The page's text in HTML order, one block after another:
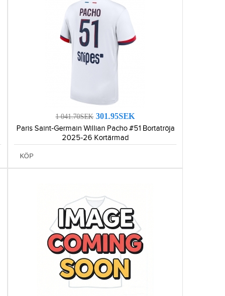
1 041.70SEK 301.95SEK
Paris Saint-Germain Willian Pacho #51 Bortatröja
2025-26 Kortärmad
KÖP